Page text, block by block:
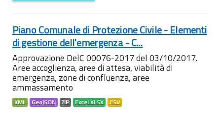
Piano Comunale di Protezione Civile - Elementi
di gestione dell'emergenza - C...
Approvazione DelC 00076-2017 del 03/10/2017.
Aree accoglienza, aree di attesa, viabilità di
emergenza, zone di confluenza, aree
ammassamento
KML GeoJSON ZIP Excel XLSX CSV